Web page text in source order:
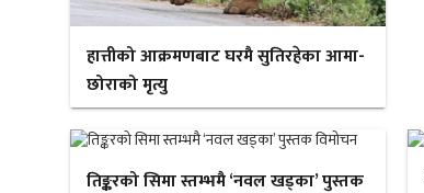
हात्तीको आक्रमणबाट घरमै सुतिरहेका आमा-
छोराको मृत्यु
तिङ्करको सिमा स्तम्भमै ‘नवल खड्का’ पुस्तक